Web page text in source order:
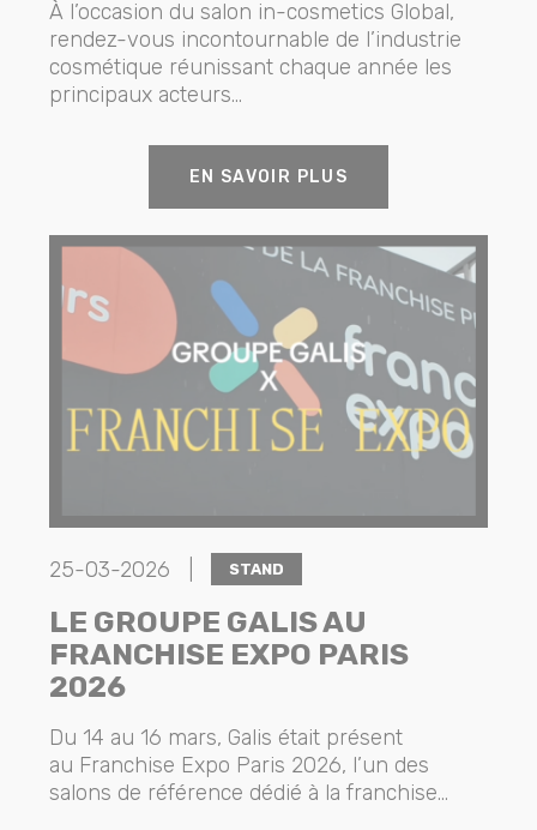
À l’occasion du salon in-cosmetics Global,
rendez-vous incontournable de l’industrie
cosmétique réunissant chaque année les
principaux acteurs...
EN SAVOIR PLUS
25-03-2026 | STAND
LE GROUPE GALIS AU
FRANCHISE EXPO PARIS
2026
Du 14 au 16 mars, Galis était présent
au Franchise Expo Paris 2026, l’un des
salons de référence dédié à la franchise...